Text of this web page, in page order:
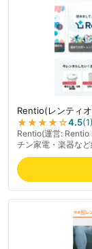
Rentio(レンティ
★★★★☆4.5(1)
Rentio(運営: Rentio
チン家電・楽器な
ンタル専門サービ
月額制プランの2軸
料、最短翌日出荷(
評価★4.7、1年以内
破損サポートも完
り。最新の料金は